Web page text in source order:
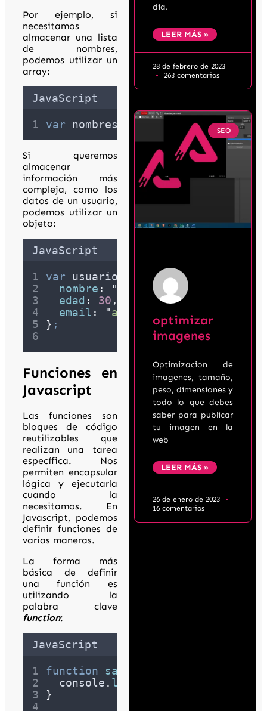
Por ejemplo, si
necesitamos
almacenar una lista
de nombres,
podemos utilizar un
array:
JavaScript
var nombres " María",
Si queremos
almacenar
información más
compleja, como los
datos de un usuario,
podemos utilizar un
objeto:
JavaScript
var usuario
nombre : " "
,
edad : 30 ,
email : "audra@example.com
} ;
Funciones en
Javascript
Las funciones son
bloques de código
reutilizables que
realizan una tarea
específica. Nos
permiten encapsular
lógica y ejecutarla
cuando la
necesitamos. En
Javascript, podemos
definir funciones de
varias maneras.
La forma más
básica de definir
una función es
utilizando la
palabra clave
function:
JavaScript
function saludar
console . log
}
día.
LEER MÁS »
28 de febrero de 2023
263 comentarios
SEO
optimizar
imagenes
Optimizacion de
imagenes, tamaño,
peso, dimensiones y
todo lo que debes
saber para publicar
tu imagen en la
web
LEER MÁS »
26 de enero de 2023
16 comentarios